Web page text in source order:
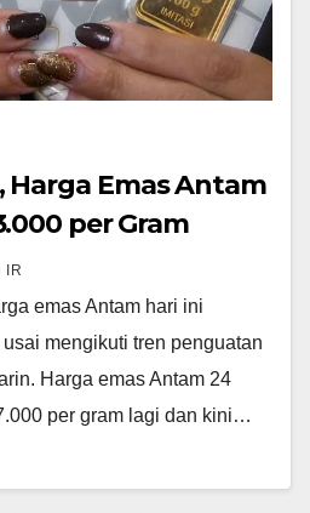
Harga Emas Antam
per Gram
IR
emas Antam hari ini
mengikuti tren penguatan
Harga emas Antam 24
per gram lagi dan kini…